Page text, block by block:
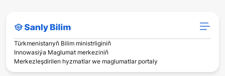
Türkmenistanyň Bilim ministrliginiň
Innowasiýa Maglumat merkeziniň
Merkezleşdirilen hyzmatlar we maglumatlar portaly